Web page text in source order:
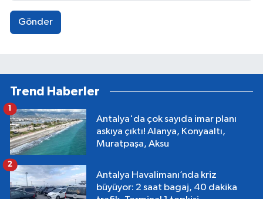
Gönder
Trend Haberler
Antalya'da çok sayıda imar planı
askıya çıktı! Alanya, Konyaaltı,
Muratpaşa, Aksu
1
Antalya Havalimanı’nda kriz
büyüyor: 2 saat bagaj, 40 dakika
2